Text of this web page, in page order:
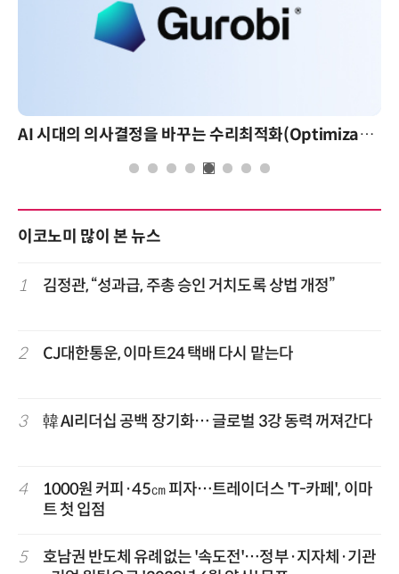
AI 시대의 의사결정을 바꾸는 수리최적화(Optimization): 실제 산업 적용 사례와 활용 전략
이코노미 많이 본 뉴스
1 김정관, “성과급, 주총 승인 거치도록 상법 개정”
2 CJ대한통운, 이마트24 택배 다시 맡는다
3 韓 AI리더십 공백 장기화… 글로벌 3강 동력 꺼져간다
4
1000원 커피·45㎝ 피자…트레이더스 'T-카페', 이마
트 첫 입점
5
호남권 반도체 유례없는 '속도전'…정부·지자체·기관